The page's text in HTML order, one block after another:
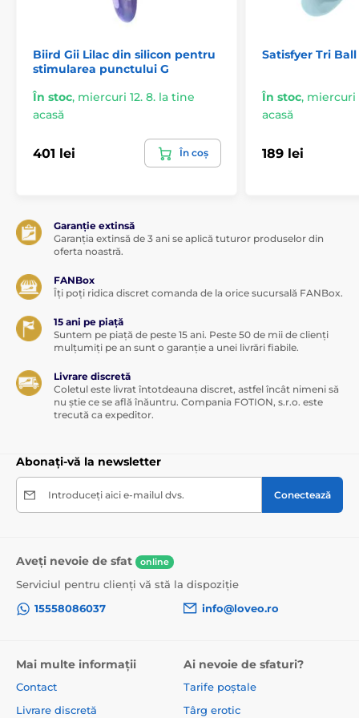
Produsul este inclus în categoria
Vibratoare multifuncționale
Vibratoare din silicon
Biird Gii Lilac din silicon pentru
stimularea punctului G
În stoc, miercuri 12. 8. la tine
acasă
401 lei În coș
Satisfyer Tri Ball
În stoc, miercuri
acasă
189 lei
Garanție extinsă
Garanția extinsă de 3 ani se aplică tuturor produselor din
oferta noastră.
FANBox
Îți poți ridica discret comanda de la orice sucursală FANBox.
15 ani pe piață
Suntem pe piață de peste 15 ani. Peste 50 de mii de clienți
mulțumiți pe an sunt o garanție a unei livrări fiabile.
Livrare discretă
Coletul este livrat întotdeauna discret, astfel încât nimeni să
nu știe ce se află înăuntru. Compania FOTION, s.r.o. este
trecută ca expeditor.
Abonați-vă la newsletter
Introduceți aici e-mailul dvs. Conectează
Aveți nevoie de sfat online
Serviciul pentru clienți vă stă la dispoziție
15558086037
info@loveo.ro
Mai multe informații
Contact
Livrare discretă
Ai nevoie de sfaturi?
Tarife poștale
Târg erotic